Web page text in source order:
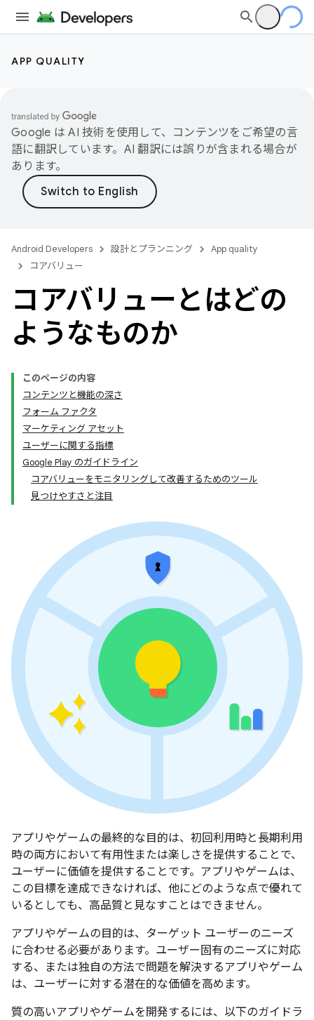
APP QUALITY
Google は AI 技術を使用して、コンテンツをご希望の言
語に翻訳しています。AI 翻訳には誤りが含まれる場合が
あります。
Android Developers 設計とプランニング
App quality
コアバリュー
コアバリューとはどの
ようなものか
このページの内容
コンテンツと機能の深さ
フォーム ファクタ
マーケティング アセット
ユーザーに関する指標
Google Play のガイドライン
コアバリューをモニタリングして改善するためのツール
見つけやすさと注目
アプリやゲームの最終的な目的は、初回利用時と長期利用
時の両方において有用性または楽しさを提供することで、
ユーザーに価値を提供することです。アプリやゲームは、
この目標を達成できなければ、他にどのような点で優れて
いるとしても、高品質と見なすことはできません。
アプリやゲームの目的は、ターゲット ユーザーのニーズ
に合わせる必要があります。ユーザー固有のニーズに対応
する、または独自の方法で問題を解決するアプリやゲーム
は、ユーザーに対する潜在的な価値を高めます。
質の高いアプリやゲームを開発するには、以下のガイドラ